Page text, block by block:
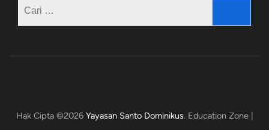
Hak Cipta ©2026 Yayasan Santo Dominikus. Education Zone |